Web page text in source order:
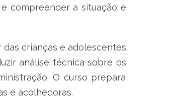
compreender a situação e
crianças e adolescentes
análise técnica sobre os
O curso prepara
e acolhedoras.